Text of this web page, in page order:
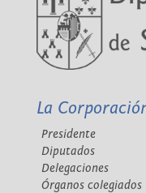
La
Presidente
Diputados
Delegaciones
Órganos colegiados